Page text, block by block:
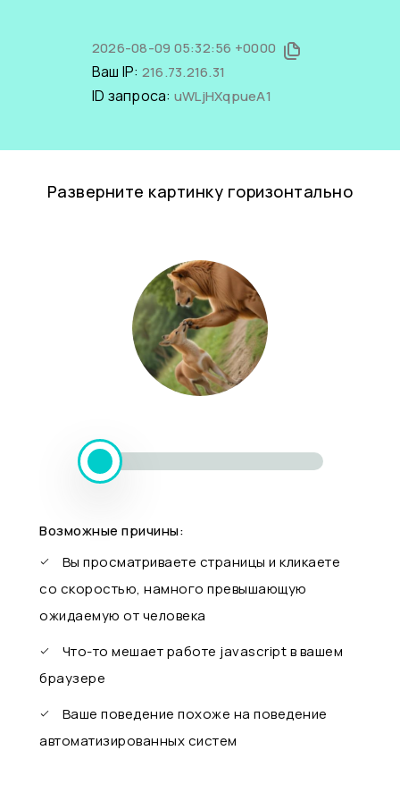
2026-08-09 05:32:56 +0000
Ваш IP: 216.73.216.31
ID запроса: uWLjHXqpueA1
Разверните картинку горизонтально
Возможные причины:
Вы просматриваете страницы и кликаете
со скоростью, намного превышающую
ожидаемую от человека
Что-то мешает работе javascript в вашем
браузере
Ваше поведение похоже на поведение
автоматизированных систем